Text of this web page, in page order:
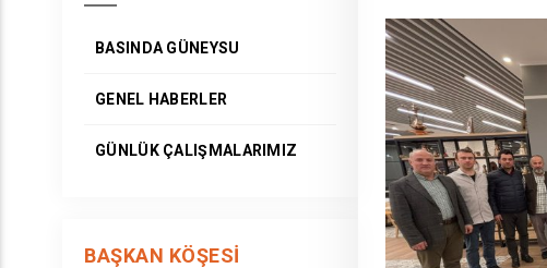
BASINDA GÜNEYSU
GENEL HABERLER
GÜNLÜK ÇALIŞMALARIMIZ
BAŞKAN KÖŞESI